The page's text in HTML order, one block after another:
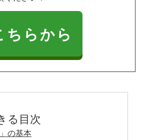
ちらから
る目次
の基本